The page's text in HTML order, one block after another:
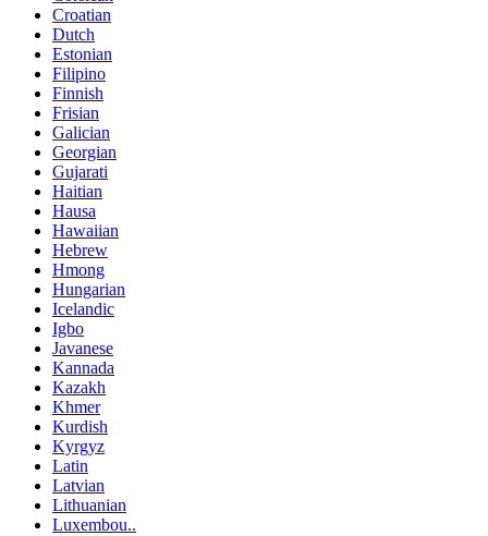
Croatian
Dutch
Estonian
Filipino
Finnish
Frisian
Galician
Georgian
Gujarati
Haitian
Hausa
Hawaiian
Hebrew
Hmong
Hungarian
Icelandic
Igbo
Javanese
Kannada
Kazakh
Khmer
Kurdish
Kyrgyz
Latin
Latvian
Lithuanian
Luxembou..